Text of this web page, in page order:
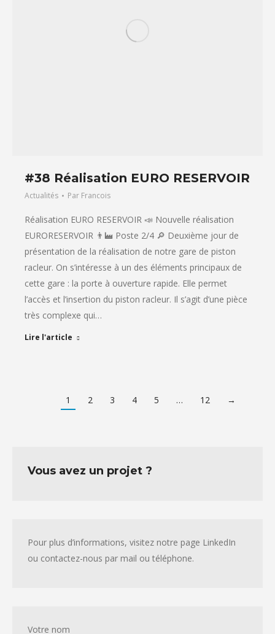
#38 Réalisation EURO RESERVOIR
Actualités Par Francois
Réalisation EURO RESERVOIR 📣 Nouvelle réalisation
EURORESERVOIR 👨‍🏭 Poste 2/4 🔎 Deuxième jour de
présentation de la réalisation de notre gare de piston
racleur. On s’intéresse à un des éléments principaux de
cette gare : la porte à ouverture rapide. Elle permet
l’accès et l’insertion du piston racleur. Il s’agit d’une pièce
très complexe qui…
Lire l'article
1 2 3 4 5 … 12 →
Vous avez un projet ?
Pour plus d’informations, visitez notre page LinkedIn
ou contactez-nous par mail ou téléphone.
Votre nom